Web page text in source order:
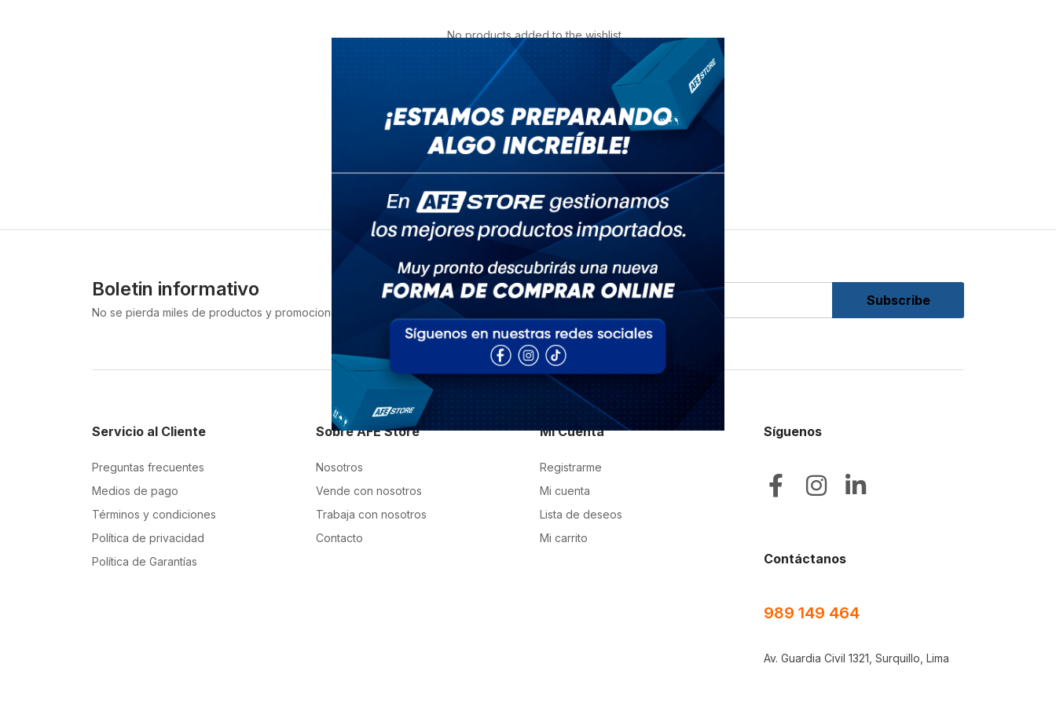
No products added to the wishlist
Boletin informativo
No se pierda miles de productos y promociones geniales
Subscribe
Servicio al Cliente
Preguntas frecuentes
Medios de pago
Términos y condiciones
Política de privacidad
Política de Garantías
Sobre AFE Store
Nosotros
Vende con nosotros
Trabaja con nosotros
Contacto
Mi Cuenta
Registrarme
Mi cuenta
Lista de deseos
Mi carrito
Síguenos
Contáctanos
989 149 464
Av. Guardia Civil 1321, Surquillo, Lima